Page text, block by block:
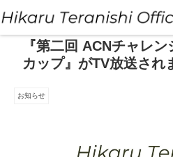
『第二回 ACNチャレ
カップ』がTV放送され
お知らせ